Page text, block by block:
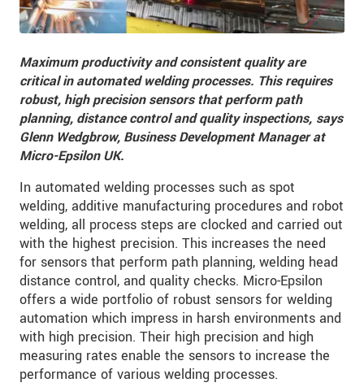
Maximum productivity and consistent quality are
critical in automated welding processes. This requires
robust, high precision sensors that perform path
planning, distance control and quality inspections, says
Glenn Wedgbrow, Business Development Manager at
Micro-Epsilon UK.
In automated welding processes such as spot
welding, additive manufacturing procedures and robot
welding, all process steps are clocked and carried out
with the highest precision. This increases the need
for sensors that perform path planning, welding head
distance control, and quality checks. Micro-Epsilon
offers a wide portfolio of robust sensors for welding
automation which impress in harsh environments and
with high precision. Their high precision and high
measuring rates enable the sensors to increase the
performance of various welding processes.